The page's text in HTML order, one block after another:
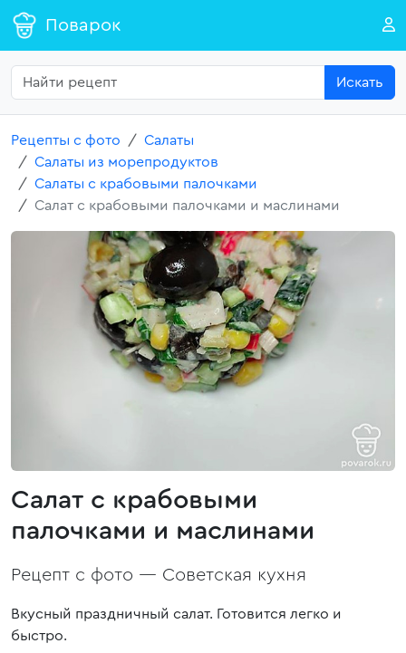
Поварок
Искать
Рецепты с фото
Салаты
Салаты из морепродуктов
Салаты с крабовыми палочками
Салат с крабовыми палочками и маслинами
Салат с крабовыми
палочками и маслинами
Рецепт с фото — Советская кухня
Вкусный праздничный салат. Готовится легко и
быстро.